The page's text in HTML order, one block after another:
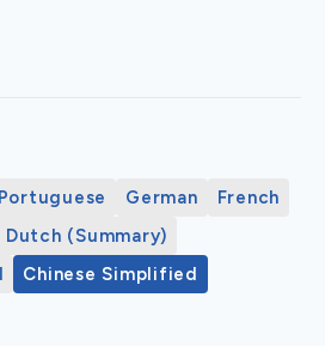
Portuguese German
French
Dutch (Summary)
Chinese Simplified